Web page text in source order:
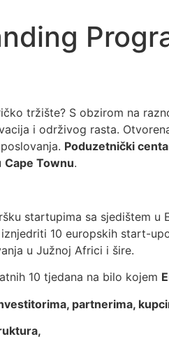
tržište? S obzirom na
i održivog rasta.
Poduzetnički
Cape Townu.
startupima sa sjedištem
10 europskih start-
u Južnoj Africi i šire.
10 tjedana na bilo kojem
partnerima,